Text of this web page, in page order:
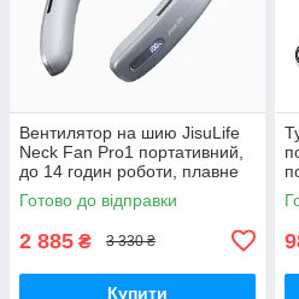
Вентилятор на шию JisuLife
Neck Fan Pro1 портативний,
до 14 годин роботи, плавне
регулювання 100 швидкостей
—
Готово до відправки
2 885 ₴ 3 330 ₴
Купити